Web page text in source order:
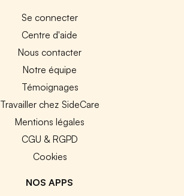
Se connecter
Centre d'aide
Nous contacter
Notre équipe
Témoignages
Travailler chez SideCare
Mentions légales
CGU & RGPD
Cookies
NOS APPS